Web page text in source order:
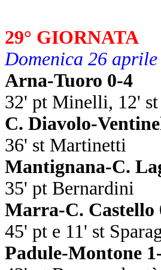
29° GIORNATA
Domenica 26
Arna-Tuoro 0-4
32' pt Minelli, 12'
C. Diavolo-
36' st Martinetti
Mantignana-C.
35' pt Bernardini
Marra-C. Castello
45' pt e 11' st
Padule-Montone